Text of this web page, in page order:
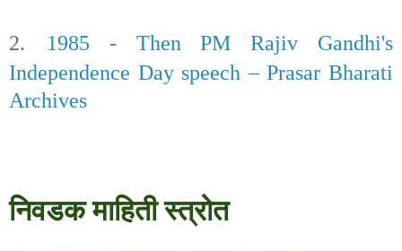
2.
1985 - Then PM Rajiv Gandhi's
Independence Day speech – Prasar Bharati
Archives
निवडक माहिती स्त्रोत